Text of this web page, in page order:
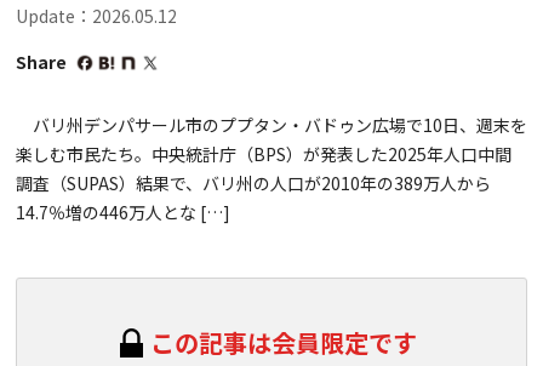
Update：2026.05.12
Share
バリ州デンパサール市のププタン・バドゥン広場で10日、週末を
楽しむ市民たち。中央統計庁（BPS）が発表した2025年人口中間
調査（SUPAS）結果で、バリ州の人口が2010年の389万人から
14.7％増の446万人とな […]
この記事は会員限定です